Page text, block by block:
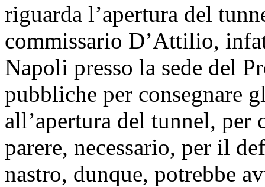
riguarda l’apertura del
commissario D’Attilio,
Napoli presso la sede del
pubbliche per consegnare
all’apertura del tunnel,
parere, necessario, per il
nastro, dunque, potrebbe